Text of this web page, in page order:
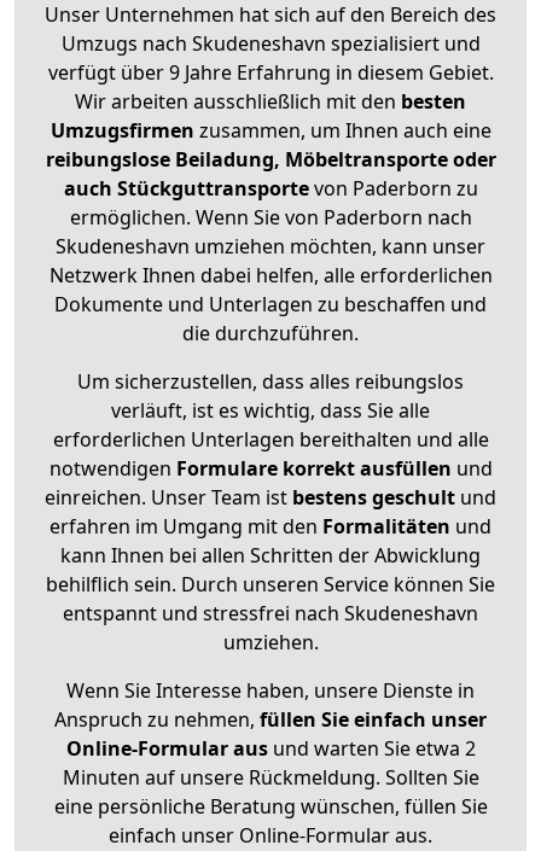
Unser Unternehmen hat sich auf den Bereich des
Umzugs nach Skudeneshavn spezialisiert und
verfügt über 9 Jahre Erfahrung in diesem Gebiet.
Wir arbeiten ausschließlich mit den besten
Umzugsfirmen zusammen, um Ihnen auch eine
reibungslose Beiladung, Möbeltransporte oder
auch Stückguttransportevon Paderborn zu
ermöglichen. Wenn Sie von Paderborn nach
Skudeneshavn umziehen möchten, kann unser
Netzwerk Ihnen dabei helfen, alle erforderlichen
Dokumente und Unterlagen zu beschaffen und
die durchzuführen.
Um sicherzustellen, dass alles reibungslos
verläuft, ist es wichtig, dass Sie alle
erforderlichen Unterlagen bereithalten und alle
notwendigen Formulare korrekt ausfüllen und
einreichen. Unser Team ist bestens geschult und
erfahren im Umgang mit den Formalitäten und
kann Ihnen bei allen Schritten der Abwicklung
behilflich sein. Durch unseren Service können Sie
entspannt und stressfrei nach Skudeneshavn
umziehen.
Wenn Sie Interesse haben, unsere Dienste in
Anspruch zu nehmen, füllen Sie einfach unser
Online-Formular ausund warten Sie etwa 2
Minuten auf unsere Rückmeldung. Sollten Sie
eine persönliche Beratung wünschen, füllen Sie
einfach unser Online-Formular aus.